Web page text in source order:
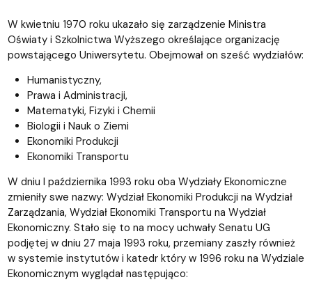
W kwietniu 1970 roku ukazało się zarządzenie Ministra
Oświaty i Szkolnictwa Wyższego określające organizację
powstającego Uniwersytetu. Obejmował on sześć wydziałów:
Humanistyczny,
Prawa i Administracji,
Matematyki, Fizyki i Chemii
Biologii i Nauk o Ziemi
Ekonomiki Produkcji
Ekonomiki Transportu
W dniu l października 1993 roku oba Wydziały Ekonomiczne
zmieniły swe nazwy: Wydział Ekonomiki Produkcji na Wydział
Zarządzania, Wydział Ekonomiki Transportu na Wydział
Ekonomiczny. Stało się to na mocy uchwały Senatu UG
podjętej w dniu 27 maja 1993 roku, przemiany zaszły również
w systemie instytutów i katedr który w 1996 roku na Wydziale
Ekonomicznym wyglądał następująco: